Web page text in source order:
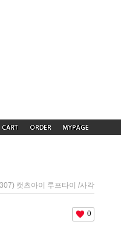
캣츠아이 루프타이 /사각
0